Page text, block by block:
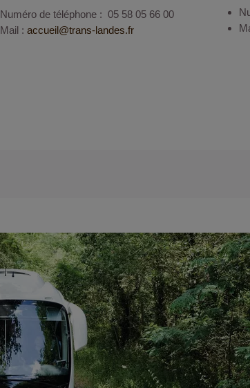
Numéro de téléphone : 05 58 05 66 00
Mail : accueil trans-landes.fr